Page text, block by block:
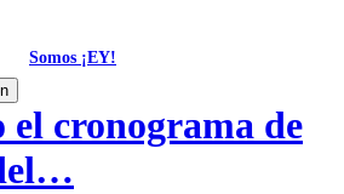
Somos ¡EY!
el cronograma de